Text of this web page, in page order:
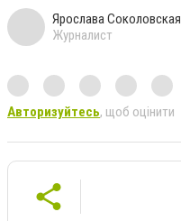
Ярослава Соколовская
Журналист
Авторизуйтесь, щоб оцінити